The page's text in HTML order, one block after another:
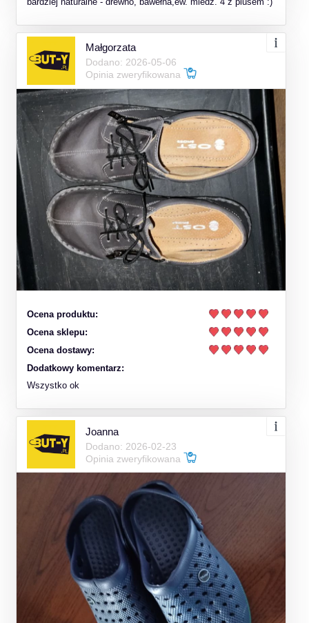
Małgorzata
Dodano: 2026-05-06
Opinia zweryfikowana
Ocena produktu:
Ocena sklepu:
Ocena dostawy:
Dodatkowy komentarz:
Wszystko ok
Joanna
Dodano: 2026-02-23
Opinia zweryfikowana